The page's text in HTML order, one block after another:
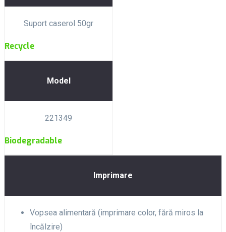
Suport caserol 50gr
Recycle
Model
221349
Biodegradable
Imprimare
Vopsea alimentară (imprimare color, fără miros la
încălzire)